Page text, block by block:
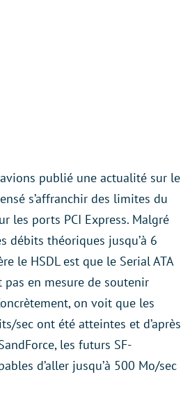
publié une actualité sur le
s’affranchir des limites du
les ports PCI Express. Malgré
débits théoriques jusqu’à 6
le HSDL est que le Serial ATA
pas en mesure de soutenir
on voit que les
sec ont été atteintes et d’après
les futurs SF-
d’aller jusqu’à 500 Mo/sec